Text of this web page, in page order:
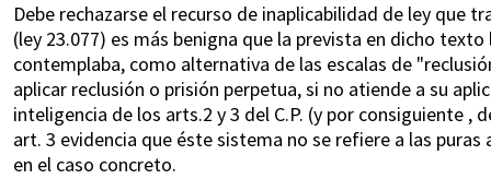
Debe rechazarse el recurso de inaplicabilidad de ley que
(ley 23.077) es más benigna que la prevista en dicho
contemplaba, como alternativa de las escalas de
aplicar reclusión o prisión perpetua, si no atiende a su
inteligencia de los arts.2 y 3 del C.P. (y por consiguiente ,
art. 3 evidencia que éste sistema no se refiere a las
en el caso concreto.